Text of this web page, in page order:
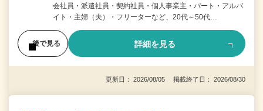
会社員・派遣社員・契約社員・個人事業主・パート・アルバ
イト・主婦（夫）・フリーターなど、20代～50代…
後で見る 詳細を見る
更新日： 2026/08/05 掲載終了日： 2026/08/30